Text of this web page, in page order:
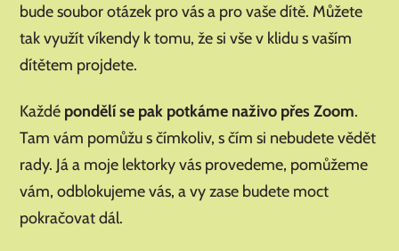
bude soubor otázek pro vás a pro vaše dítě. Můžete
tak využít víkendy k tomu, že si vše v klidu s vaším
dítětem projdete.
Každé pondělí se pak potkáme naživo přes Zoom.
Tam vám pomůžu s čímkoliv, s čím si nebudete vědět
rady. Já a moje lektorky vás provedeme, pomůžeme
vám, odblokujeme vás, a vy zase budete moct
pokračovat dál.